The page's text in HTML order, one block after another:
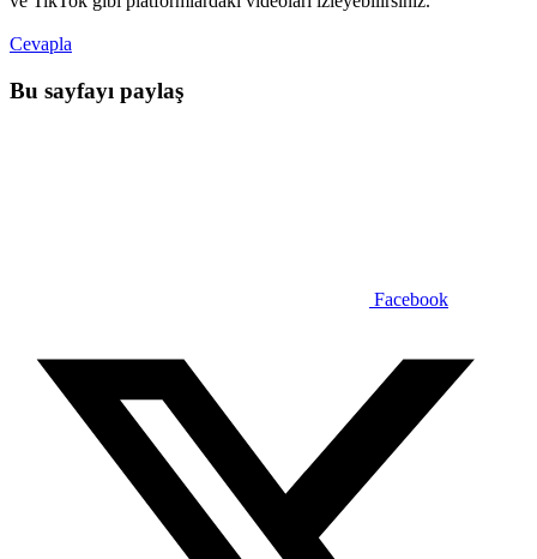
Cevapla
Bu sayfayı paylaş
Facebook